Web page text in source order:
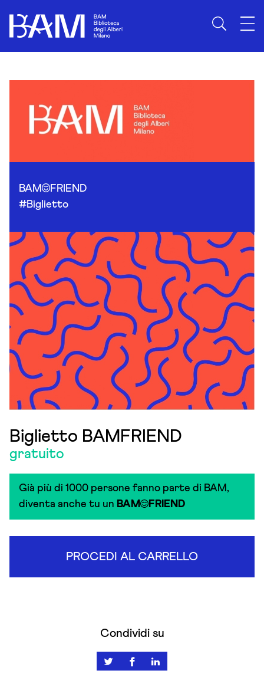
BAM
FRIEND
#Biglietto
Biglietto BAMFRIEND
gratuito
Già più di 1000 persone fanno parte di BAM,
diventa anche tu un BAM FRIEND
PROCEDI AL CARRELLO
Condividi su